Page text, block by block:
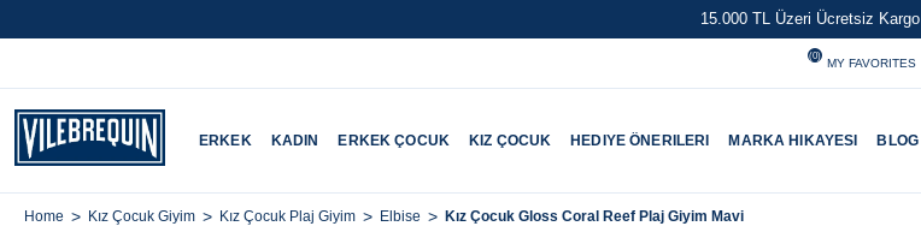
15.000 TL Üzeri Ücretsiz Kargo
MY FAVORITES
(0)
ERKEK KADIN ERKEK ÇOCUK KIZ ÇOCUK HEDIYE ÖNERILERI MARKA HIKAYESI BLOG
Home > Kız Çocuk Giyim > Kız Çocuk Plaj Giyim > Elbise > Kız Çocuk Gloss Coral Reef Plaj Giyim Mavi